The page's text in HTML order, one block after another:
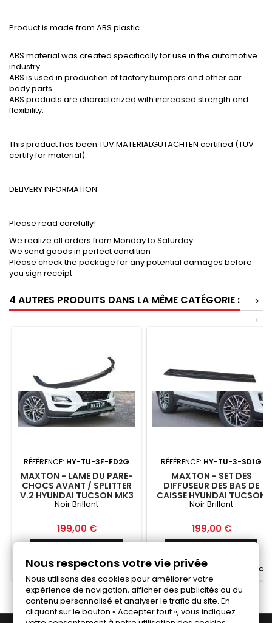
Product is made from ABS plastic.
ABS material was created specifically for use in the automotive
industry.
ABS is used in production of factory bumpers and other car
body parts.
ABS products are characterized with increased strength and
flexibility.
This product has been TUV MATERIALGUTACHTEN certified (TUV
certify for material).
DELIVERY INFORMATION
Please read carefully!
We realize all orders from Monday to Saturday
We send goods in perfect condition
Please check the package for any potential damages before
you sign receipt
4 AUTRES PRODUITS DANS LA MÊME CATÉGORIE :
>
<
RÉFÉRENCE: HY-TU-3F-FD2G
MAXTON - LAME DU PARE-
CHOCS AVANT / SPLITTER
V.2 HYUNDAI TUCSON MK3
FACELIFT NOIR BRILLANT
Noir Brillant
Prix
199,00 €
Fabriqué a la commande
RÉFÉRENCE: HY-TU-3-SD1G
MAXTON - SET DES
DIFFUSEUR DES BAS DE
CAISSE HYUNDAI TUCSON
MK3 FACELIFT NOIR
Noir Brillant
Prix
199,00 €
Fabriqué a la commande
Nous respectons votre vie privée
Nous utilisons des cookies pour améliorer votre
expérience de navigation, afficher des publicités ou du
contenu personnalisé et analyser le trafic du site. En
cliquant sur le bouton « Accepter tout », vous indiquez